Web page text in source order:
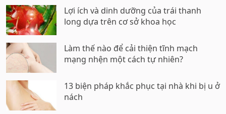
Lợi ích và dinh dưỡng của trái thanh
long dựa trên cơ sở khoa học
Làm thế nào để cải thiện tĩnh mạch
mạng nhện một cách tự nhiên?
13 biện pháp khắc phục tại nhà khi bị u ở
nách